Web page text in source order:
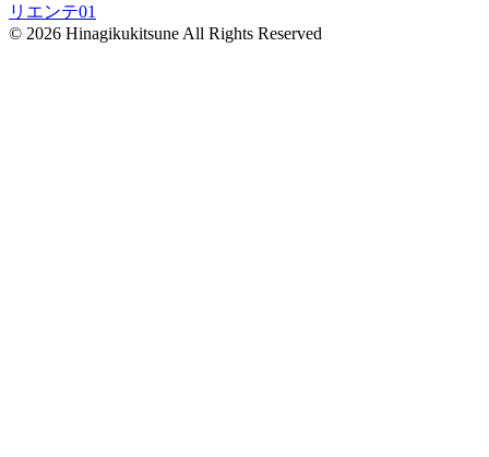
リエンテ01
© 2026 Hinagikukitsune All Rights Reserved